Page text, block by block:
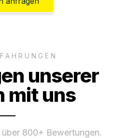
unserer
mit uns
über 800+ Bewertungen.